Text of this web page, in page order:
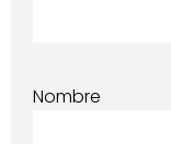
Nombre